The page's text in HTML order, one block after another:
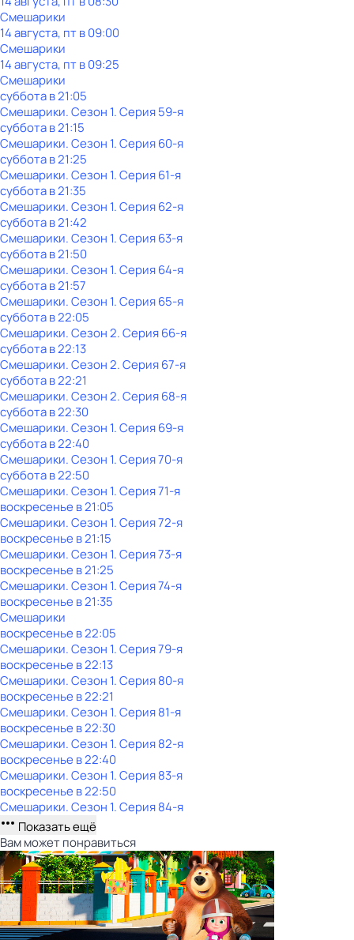
Смешарики
14 августа, пт в 09:00
Смешарики
14 августа, пт в 09:25
Смешарики
субботав21:05
Смешарики. Сезон 1. Серия 59-я
субботав21:15
Смешарики. Сезон 1. Серия 60-я
субботав21:25
Смешарики. Сезон 1. Серия 61-я
субботав21:35
Смешарики. Сезон 1. Серия 62-я
субботав21:42
Смешарики. Сезон 1. Серия 63-я
субботав21:50
Смешарики. Сезон 1. Серия 64-я
субботав21:57
Смешарики. Сезон 1. Серия 65-я
субботав22:05
Смешарики. Сезон 2. Серия 66-я
субботав22:13
Смешарики. Сезон 2. Серия 67-я
субботав22:21
Смешарики. Сезон 2. Серия 68-я
субботав22:30
Смешарики. Сезон 1. Серия 69-я
субботав22:40
Смешарики. Сезон 1. Серия 70-я
субботав22:50
Смешарики. Сезон 1. Серия 71-я
воскресенье в21:05
Смешарики. Сезон 1. Серия 72-я
воскресенье в21:15
Смешарики. Сезон 1. Серия 73-я
воскресенье в21:25
Смешарики. Сезон 1. Серия 74-я
воскресенье в21:35
Смешарики
воскресенье в22:05
Смешарики. Сезон 1. Серия 79-я
воскресенье в22:13
Смешарики. Сезон 1. Серия 80-я
воскресенье в22:21
Смешарики. Сезон 1. Серия 81-я
воскресенье в22:30
Смешарики. Сезон 1. Серия 82-я
воскресенье в22:40
Смешарики. Сезон 1. Серия 83-я
воскресенье в22:50
Смешарики. Сезон 1. Серия 84-я
Показать ещё
Вам может понравиться